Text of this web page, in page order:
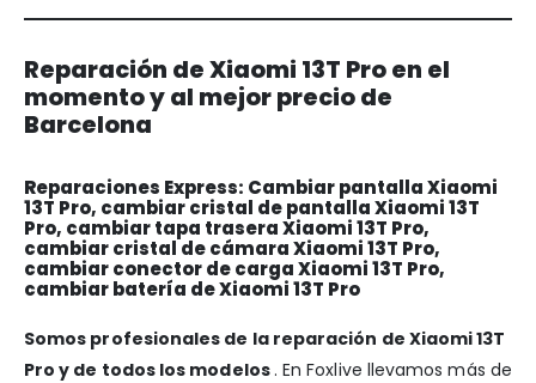
Reparación de Xiaomi 13T Pro en el
momento y al mejor precio de
Barcelona
Reparaciones Express: Cambiar pantalla Xiaomi
13T Pro, cambiar cristal de pantalla Xiaomi 13T
Pro, cambiar tapa trasera Xiaomi 13T Pro,
cambiar cristal de cámara Xiaomi 13T Pro,
cambiar conector de carga Xiaomi 13T Pro,
cambiar batería de Xiaomi 13T Pro
Somos profesionales de la reparación de Xiaomi 13T
Pro y de todos los modelos. En Foxlive llevamos más de